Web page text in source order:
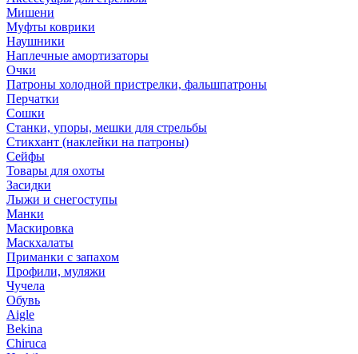
Мишени
Муфты коврики
Наушники
Наплечные амортизаторы
Очки
Патроны холодной пристрелки, фальшпатроны
Перчатки
Сошки
Станки, упоры, мешки для стрельбы
Стикхант (наклейки на патроны)
Сейфы
Товары для охоты
Засидки
Лыжи и снегоступы
Манки
Маскировка
Маскхалаты
Приманки с запахом
Профили, муляжи
Чучела
Обувь
Aigle
Bekina
Chiruсa